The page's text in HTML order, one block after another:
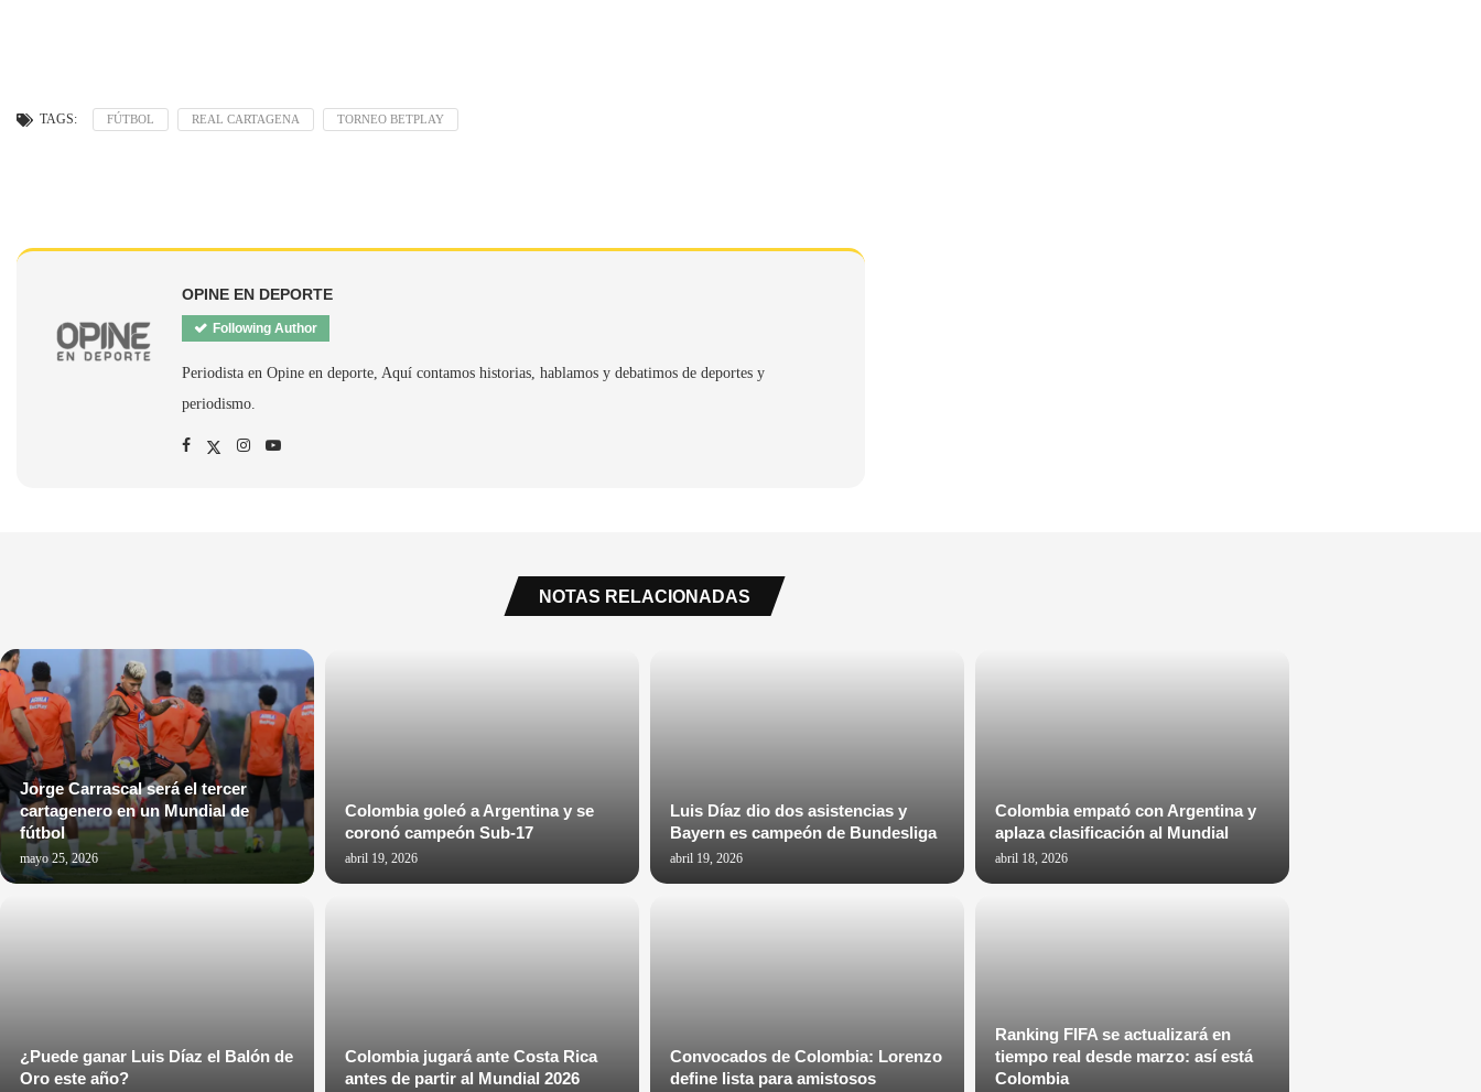
TAGS: FÚTBOL REAL CARTAGENA TORNEO BETPLAY
OPINE EN DEPORTE
Following Author
Periodista en Opine en deporte, Aquí contamos historias, hablamos y debatimos de deportes y
periodismo.
NOTAS RELACIONADAS
Jorge Carrascal será el tercer
cartagenero en un Mundial de
fútbol
mayo 25, 2026
Colombia goleó a Argentina y se
coronó campeón Sub-17
abril 19, 2026
Luis Díaz dio dos asistencias y
Bayern es campeón de Bundesliga
abril 19, 2026
Colombia empató con Argentina y
aplaza clasificación al Mundial
abril 18, 2026
¿Puede ganar Luis Díaz el Balón de
Oro este año?
Colombia jugará ante Costa Rica
antes de partir al Mundial 2026
Convocados de Colombia: Lorenzo
define lista para amistosos
Ranking FIFA se actualizará en
tiempo real desde marzo: así está
Colombia